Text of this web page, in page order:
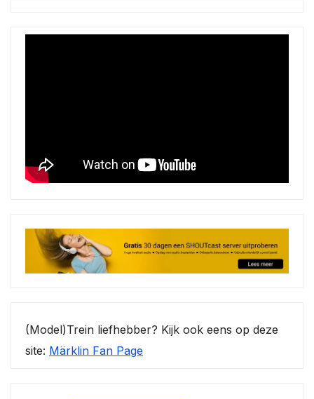
(Model)Trein liefhebber? Kijk ook eens op deze
site: Märklin Fan Page